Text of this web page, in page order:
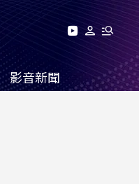
影音新聞